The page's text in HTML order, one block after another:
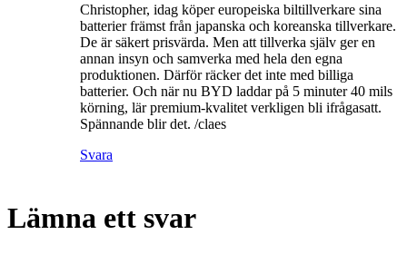
Christopher, idag köper europeiska biltillverkare sina
batterier främst från japanska och koreanska tillverkare.
De är säkert prisvärda. Men att tillverka själv ger en
annan insyn och samverka med hela den egna
produktionen. Därför räcker det inte med billiga
batterier. Och när nu BYD laddar på 5 minuter 40 mils
körning, lär premium-kvalitet verkligen bli ifrågasatt.
Spännande blir det. /claes
Svara
Lämna ett svar